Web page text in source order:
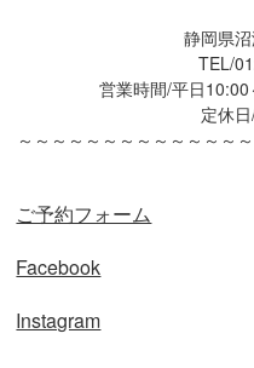
静岡県
TEL/
営業時間/平日
定休
～～～～～～～～～～～～～
ご予約フォーム
Facebook
Instagram